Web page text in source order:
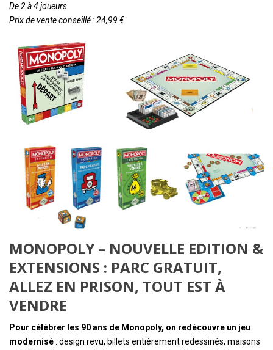
De 2 à 4 joueurs
Prix de vente conseillé : 24,99 €
MONOPOLY – NOUVELLE EDITION &
EXTENSIONS : PARC GRATUIT,
ALLEZ EN PRISON, TOUT EST À
VENDRE
Pour célébrer les 90 ans de Monopoly, on redécouvre un jeu
modernisé: design revu, billets entièrement redessinés, maisons